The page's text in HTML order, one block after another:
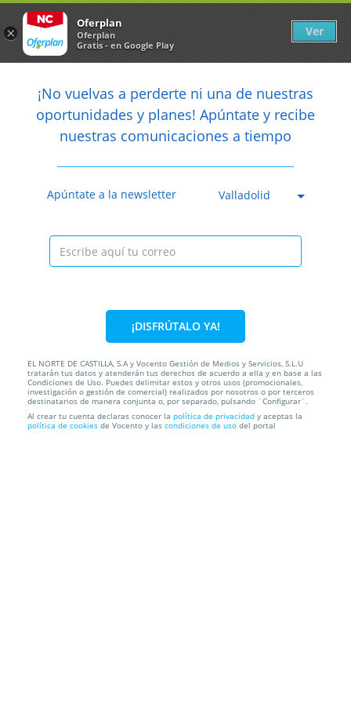

Caducada
33% 119€ 79,99€
Freidora de aire caliente Royalty Line 8 Litros 1700
Recogida en Tienda GRATIS o Envío a domicilio
arrow_back Newsletter
¡No vuelvas a perderte ni una de nuestras
oportunidades y planes! Apúntate y recibe
nuestras comunicaciones a tiempo
Apúntate a la newsletter Valladolid
¡DISFRÚTALO YA!
EL NORTE DE CASTILLA, S.A y Vocento Gestión de Medios y Servicios, S.L.U
tratarán tus datos y atenderán tus derechos de acuerdo a ella y en base a las
Condiciones de Uso. Puedes delimitar estos y otros usos (promocionales,
investigación o gestión de comercial) realizados por nosotros o por terceros
destinatarios de manera conjunta o, por separado, pulsando ¨Configurar¨.
Al crear tu cuenta declaras conocer la política de privacidad y aceptas la
política de cookies de Vocento y las condiciones de uso del portal
×
Oferplan
Oferplan
Gratis - en Google Play
Ver